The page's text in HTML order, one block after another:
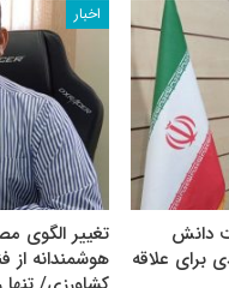
دانش
برای علاقه
اخبار
تغییر الگوی
هوشمندانه